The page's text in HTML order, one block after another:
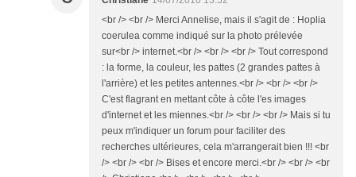
<br /> <br /> Merci Annelise, mais il s'agit de : Hoplia
coerulea comme indiqué sur la photo prélevée
sur<br /> internet.<br /> <br /> <br /> Tout correspond
: la forme, la couleur, les pattes (2 grandes pattes à
l'arrière) et les petites antennes.<br /> <br /> <br />
C'est flagrant en mettant côte à côte l'es images
d'internet et les miennes.<br /> <br /> <br /> Mais si tu
peux m'indiquer un forum pour faciliter des
recherches ultérieures, cela m'arrangerait bien !!! <br
/> <br /> <br /> Bises et encore merci.<br /> <br /> <br